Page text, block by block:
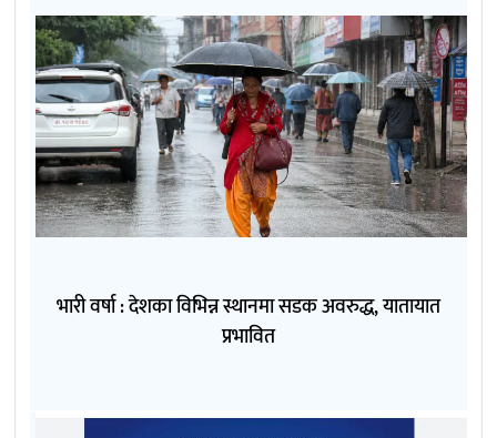
भारी वर्षा : देशका विभिन्न स्थानमा सडक अवरुद्ध, यातायात
प्रभावित